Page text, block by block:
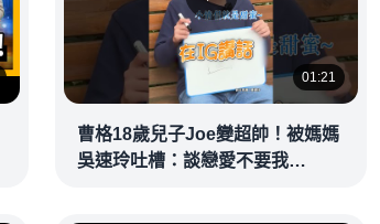
01:21
曹格18歲兒子Joe變超帥！被媽媽
吳速玲吐槽：談戀愛不要我